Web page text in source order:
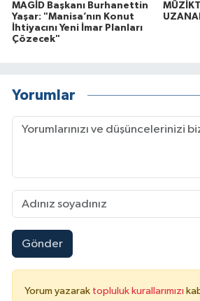
MAGİD Başkanı Burhanettin
Yaşar: "Manisa’nın Konut
İhtiyacını Yeni İmar Planları
Çözecek"
Yorumlar
Gönder
Yorum yazarak topluluk kurallarımızı